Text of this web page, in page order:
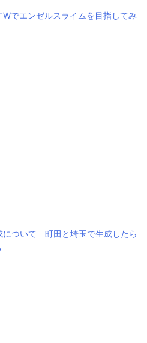
Wでエンゼルスライムを目指してみ
について 町田と埼玉で生成したら